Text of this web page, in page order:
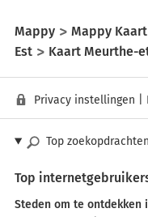
Mappy Mappy Kaart
Est
Kaart Meurthe-
Privacy instellingen
Top zoekopdrachten
Top
Steden om te ontdekken